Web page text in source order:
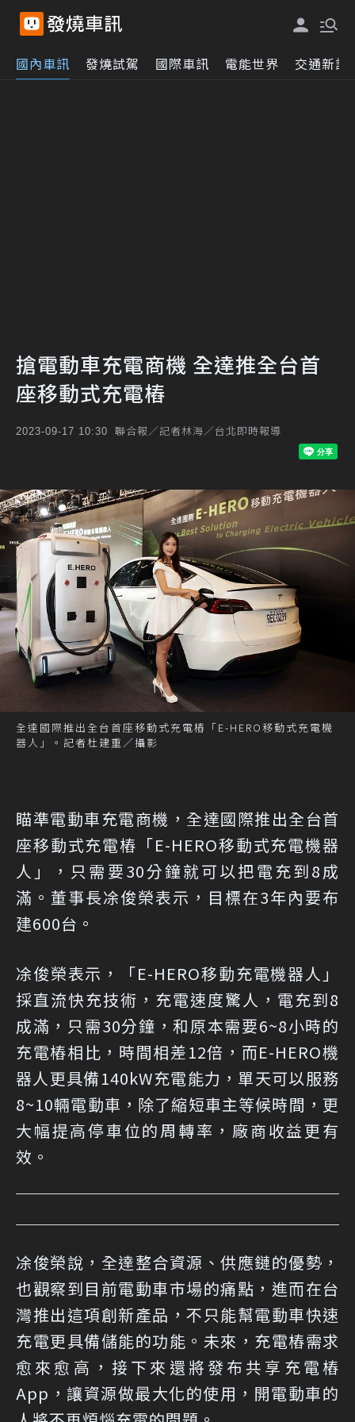
國內車訊 發燒試駕 國際車訊 電能世界 交通新訊
搶電動車充電商機 全達推全台首
座移動式充電樁
2023-09-17 10:30 聯合報／記者林海／台北即時報導
全達國際推出全台首座移動式充電樁「E-HERO移動式充電機
器人」。記者杜建重／攝影
瞄準電動車充電商機，全達國際推出全台首
座移動式充電樁「E-HERO移動式充電機器
人」，只需要30分鐘就可以把電充到8成
滿。董事長凃俊榮表示，目標在3年內要布
建600台。
凃俊榮表示，「E-HERO移動充電機器人」
採直流快充技術，充電速度驚人，電充到8
成滿，只需30分鐘，和原本需要6~8小時的
充電樁相比，時間相差12倍，而E-HERO機
器人更具備140kW充電能力，單天可以服務
8~10輛電動車，除了縮短車主等候時間，更
大幅提高停車位的周轉率，廠商收益更有
效。
凃俊榮說，全達整合資源、供應鏈的優勢，
也觀察到目前電動車市場的痛點，進而在台
灣推出這項創新產品，不只能幫電動車快速
充電更具備儲能的功能。未來，充電樁需求
愈來愈高，接下來還將發布共享充電樁
App，讓資源做最大化的使用，開電動車的